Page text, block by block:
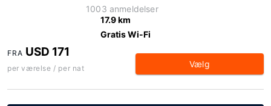
1003 anmeldelser
17.9 km
Gratis Wi-Fi
FRA USD 171
per værelse / per nat Vælg